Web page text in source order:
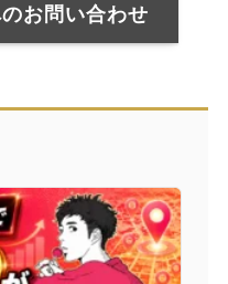
お問い合わせ